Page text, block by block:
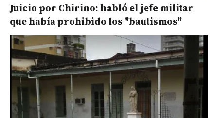
Juicio por Chirino: habló el jefe militar
que había prohibido los "bautismos"